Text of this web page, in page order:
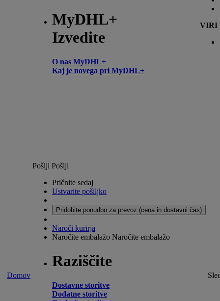
MyDHL+
Izvedite
O nas MyDHL+
Kaj je novega pri MyDHL+
VIRI
Domov
Pošlji Pošlji
Pričnite sedaj
Ustvarite pošiljko
Pridobite ponudbo za prevoz (cena in dostavni čas)
Naroči kurirja
Naročite embalažo Naročite embalažo
Raziščite
Dostavne storitve
Dodatne storitve